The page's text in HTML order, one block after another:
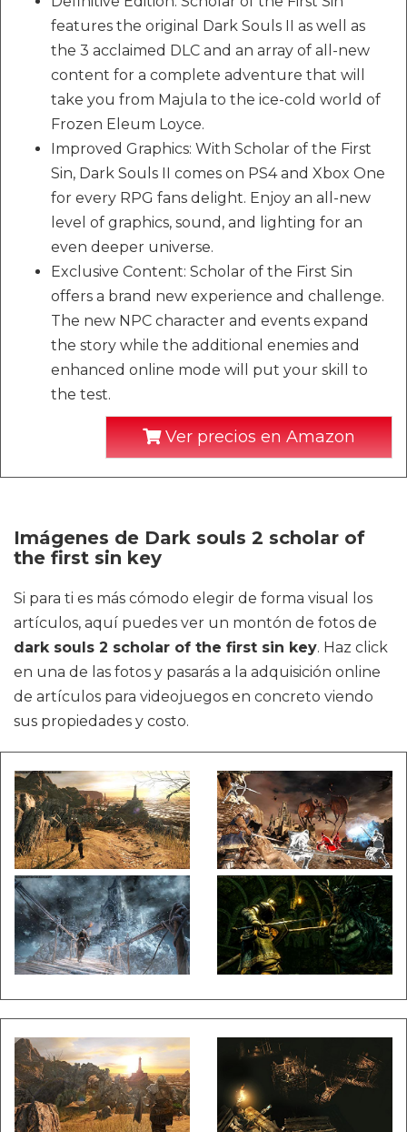
features the original Dark Souls II as well as
the 3 acclaimed DLC and an array of all-new
content for a complete adventure that will
take you from Majula to the ice-cold world of
Frozen Eleum Loyce.
Improved Graphics: With Scholar of the First
Sin, Dark Souls II comes on PS4 and Xbox One
for every RPG fans delight. Enjoy an all-new
level of graphics, sound, and lighting for an
even deeper universe.
Exclusive Content: Scholar of the First Sin
offers a brand new experience and challenge.
The new NPC character and events expand
the story while the additional enemies and
enhanced online mode will put your skill to
the test.
Ver precios en Amazon
Imágenes de Dark souls 2 scholar of
the first sin key
Si para ti es más cómodo elegir de forma visual los
artículos, aquí puedes ver un montón de fotos de
dark souls 2 scholar of the first sin key. Haz click
en una de las fotos y pasarás a la adquisición online
de artículos para videojuegos en concreto viendo
sus propiedades y costo.